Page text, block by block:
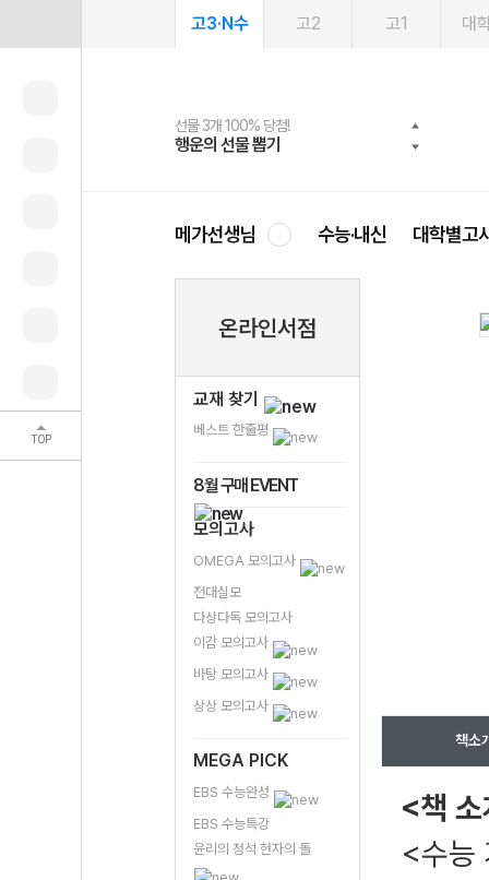
TOP
고3·N수 고2 고1 대
선물 3개 100% 당첨!
행운의 선물 뽑기
선물 100% 증정!
메가스터디 X 올리브
여름방학 스터디 캐시백
메가런 썸머스쿨
2027 러셀 단과
강사 공개선발
스마트러닝앱
설문 EVENT
메가패스
3일 무료 체험권
메가패스 수강생 무료혜택!
메가클럽 멤버십
사회공헌 캠페인
희망이룸 메가나눔
메가선생님 수능·내신 대학별고
온라인서점
교재 찾기
베스트 한줄평
8월 구매 EVENT
모의고사
OMEGA 모의고사
전대실모
다상다독 모의고사
이감 모의고사
바탕 모의고사
상상 모의고사
MEGA PICK
EBS 수능완성
EBS 수능특강
윤리의 정석 현자의 돌
책소
<책
<수능